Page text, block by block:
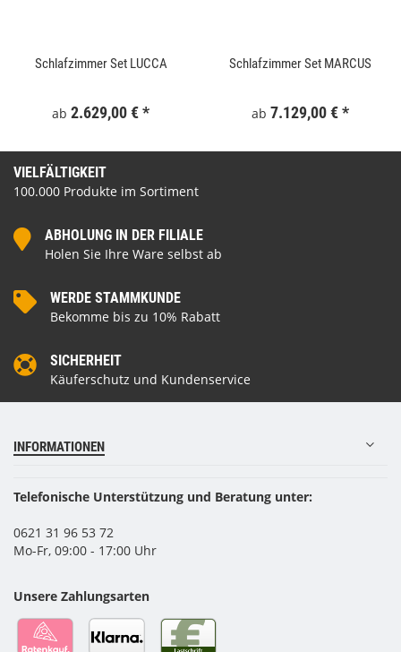
Schlafzimmer Set LUCCA
ab 2.629,00 €*
Schlafzimmer Set MARCUS
ab 7.129,00 €*
VIELFÄLTIGKEIT
100.000 Produkte im Sortiment
ABHOLUNG IN DER FILIALE
Holen Sie Ihre Ware selbst ab
WERDE STAMMKUNDE
Bekomme bis zu 10% Rabatt
SICHERHEIT
Käuferschutz und Kundenservice
INFORMATIONEN
Telefonische Unterstützung und Beratung unter:
0621 31 96 53 72
Mo-Fr, 09:00 - 17:00 Uhr
Unsere Zahlungsarten